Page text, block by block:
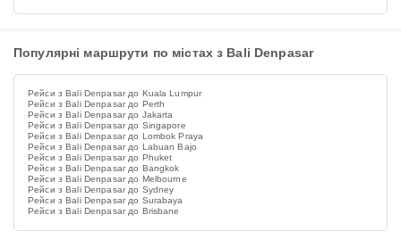
Популярні маршрути по містах з Bali Denpasar
Рейси з Bali Denpasar до Kuala Lumpur
Рейси з Bali Denpasar до Perth
Рейси з Bali Denpasar до Jakarta
Рейси з Bali Denpasar до Singapore
Рейси з Bali Denpasar до Lombok Praya
Рейси з Bali Denpasar до Labuan Bajo
Рейси з Bali Denpasar до Phuket
Рейси з Bali Denpasar до Bangkok
Рейси з Bali Denpasar до Melbourne
Рейси з Bali Denpasar до Sydney
Рейси з Bali Denpasar до Surabaya
Рейси з Bali Denpasar до Brisbane